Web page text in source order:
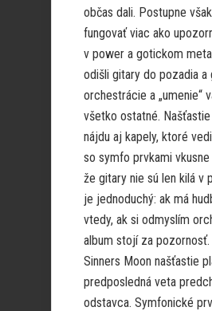
občas dali. Postupne
fungovať viac ako
v power a gotickom
odišli gitary do pozadia a
orchestrácie a „umenie“
všetko ostatné.
nájdu aj kapely, ktoré
so symfo prvkami vkusne
že gitary nie sú len kilá v
je jednoduchý: ak má
vtedy, ak si odmyslím
album stojí za pozornosť.
Sinners Moon našťastie
predposledná veta
odstavca. Symfonické